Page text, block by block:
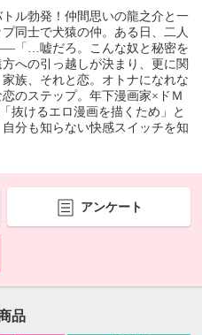
ル勃発！仲間思いの龍之介と一
同士で犬猿の仲。ある日、二人
「…嘘だろ。こんな奴と秘密を
への引っ越しが決まり、更に関
族、それと恋。オトナになれな
のステップ。年下漫画家×ドＭ
抜けるエロ漫画を描くため」と
分も知らない快感スイッチを知
アンケート
品